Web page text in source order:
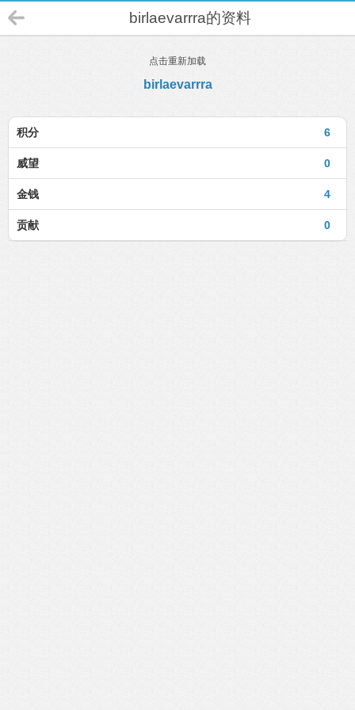
birlaevarrra的资料
点击重新加载
birlaevarrra
6
积分
0
威望
4
金钱
0
贡献